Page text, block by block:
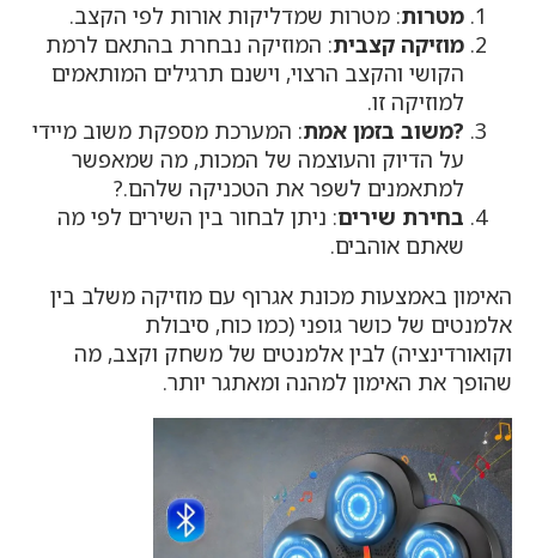
מטרות: מטרות שמדליקות אורות לפי הקצב.
מוזיקה קצבית: המוזיקה נבחרת בהתאם לרמת
הקושי והקצב הרצוי, וישנם תרגילים המותאמים
למוזיקה זו.
?משוב בזמן אמת: המערכת מספקת משוב מיידי
על הדיוק והעוצמה של המכות, מה שמאפשר
למתאמנים לשפר את הטכניקה שלהם.?
בחירת שירים: ניתן לבחור בין השירים לפי מה
שאתם אוהבים.
האימון באמצעות מכונת אגרוף עם מוזיקה משלב בין
אלמנטים של כושר גופני (כמו כוח, סיבולת
וקואורדינציה) לבין אלמנטים של משחק וקצב, מה
שהופך את האימון למהנה ומאתגר יותר.